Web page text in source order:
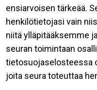
ensiarvoisen tärkeää.
henkilötietojasi vain
niitä ylläpitääksemme
seuran toimintaan
tietosuojaselosteessa
joita seura toteuttaa